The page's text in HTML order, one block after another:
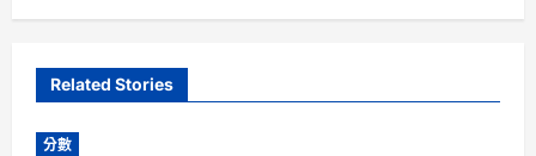
Related Stories
分數